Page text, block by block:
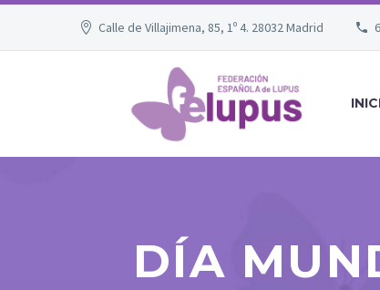
Calle de Villajimena, 85, 1º 4. 28032 Madrid
DÍA